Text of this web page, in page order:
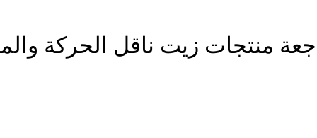
منتجات زيت ناقل الحركة